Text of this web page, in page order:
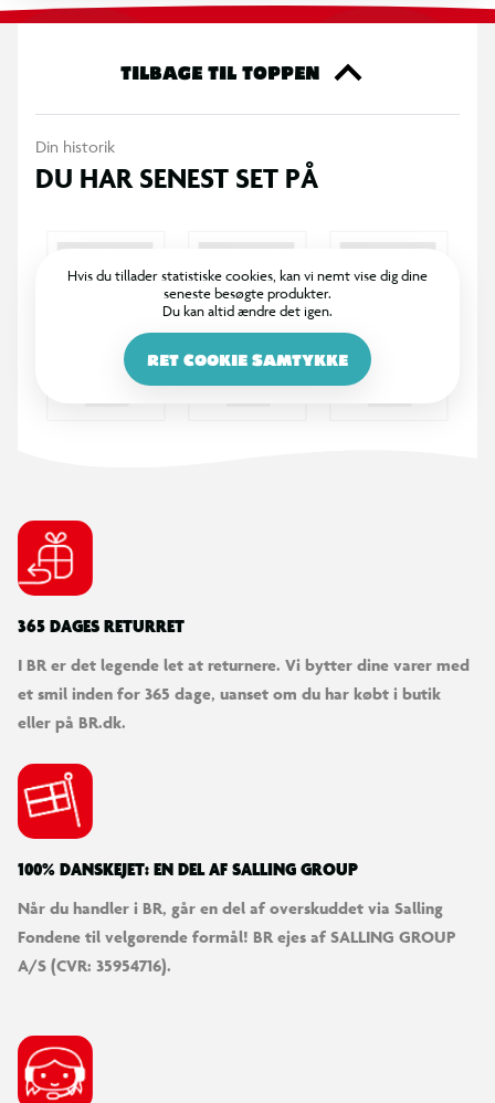
OBS! Varen er assorteret, og en bestemt variant kan ikke
TILBAGE TIL TOPPEN
Din historik
DU HAR SENEST SET PÅ
Hvis du tillader statistiske cookies, kan vi nemt vise dig dine
seneste besøgte produkter.
Du kan altid ændre det igen.
RET COOKIE SAMTYKKE
365 DAGES RETURRET
I BR er det legende let at returnere. Vi bytter dine varer med
et smil inden for 365 dage, uanset om du har købt i butik
eller på BR.dk.
100% DANSKEJET: EN DEL AF SALLING GROUP
Når du handler i BR, går en del af overskuddet via Salling
Fondene til velgørende formål! BR ejes af SALLING GROUP
A/S (CVR: 35954716).